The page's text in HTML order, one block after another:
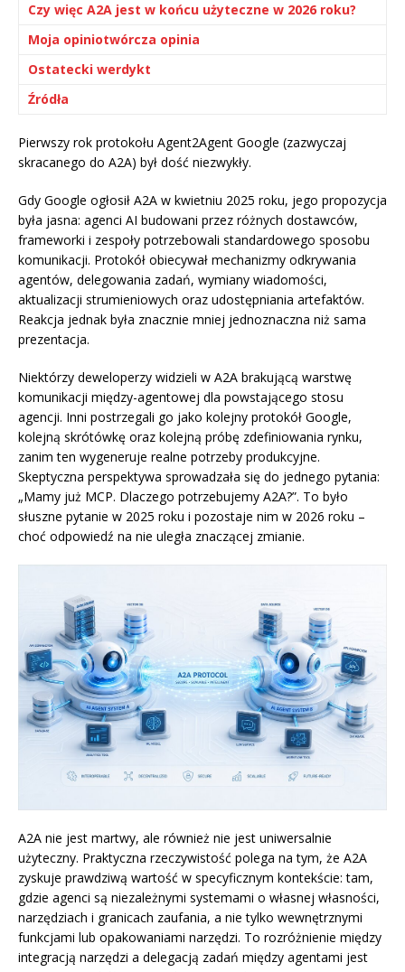
Czy więc A2A jest w końcu użyteczne w 2026 roku?
Moja opiniotwórcza opinia
Ostatecki werdykt
Źródła
Pierwszy rok protokołu Agent2Agent Google (zazwyczaj
skracanego do A2A) był dość niezwykły.
Gdy Google ogłosił A2A w kwietniu 2025 roku, jego propozycja
była jasna: agenci AI budowani przez różnych dostawców,
frameworki i zespoły potrzebowali standardowego sposobu
komunikacji. Protokół obiecywał mechanizmy odkrywania
agentów, delegowania zadań, wymiany wiadomości,
aktualizacji strumieniowych oraz udostępniania artefaktów.
Reakcja jednak była znacznie mniej jednoznaczna niż sama
prezentacja.
Niektórzy deweloperzy widzieli w A2A brakującą warstwę
komunikacji między-agentowej dla powstającego stosu
agencji. Inni postrzegali go jako kolejny protokół Google,
kolejną skrótówkę oraz kolejną próbę zdefiniowania rynku,
zanim ten wygeneruje realne potrzeby produkcyjne.
Skeptyczna perspektywa sprowadzała się do jednego pytania:
„Mamy już MCP. Dlaczego potrzebujemy A2A?”. To było
słuszne pytanie w 2025 roku i pozostaje nim w 2026 roku –
choć odpowiedź na nie uległa znaczącej zmianie.
A2A nie jest martwy, ale również nie jest uniwersalnie
użyteczny. Praktyczna rzeczywistość polega na tym, że A2A
zyskuje prawdziwą wartość w specyficznym kontekście: tam,
gdzie agenci są niezależnymi systemami o własnej własności,
narzędziach i granicach zaufania, a nie tylko wewnętrznymi
funkcjami lub opakowaniami narzędzi. To rozróżnienie między
integracją narzędzi a delegacją zadań między agentami jest